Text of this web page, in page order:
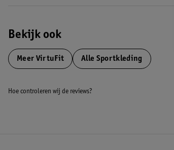
Bekijk ook
Meer VirtuFit Alle Sportkleding
Hoe controleren wij de reviews?